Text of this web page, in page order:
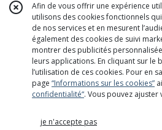
Afin de vous offrir une expérience
utilisons des cookies fonctionnels
de nos services et en mesurent
également des cookies de suivi
montrer des publicités
leurs applications. En cliquant sur le
l’utilisation de ces cookies. Pour en
page “Informations sur les cookies”
confidentialité“. Vous pouvez
je n'accepte pas